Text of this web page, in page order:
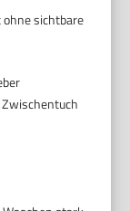
sichtbare